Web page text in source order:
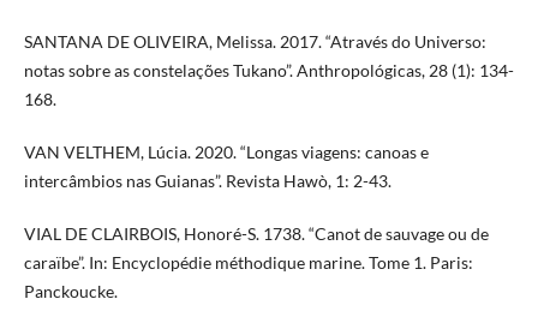
SANTANA DE OLIVEIRA, Melissa. 2017. “Através do Universo:
notas sobre as constelações Tukano”. Anthropológicas, 28 (1): 134-
168.
VAN VELTHEM, Lúcia. 2020. “Longas viagens: canoas e
intercâmbios nas Guianas”. Revista Hawò, 1: 2-43.
VIAL DE CLAIRBOIS, Honoré-S. 1738. “Canot de sauvage ou de
caraïbe”. In: Encyclopédie méthodique marine. Tome 1. Paris:
Panckoucke.